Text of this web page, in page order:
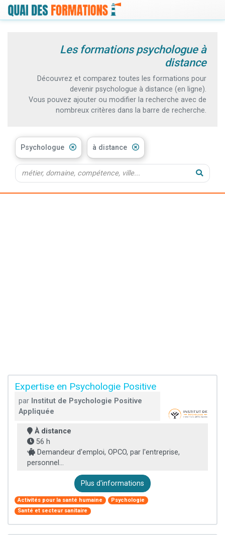
Les formations psychologue à
distance
Découvrez et comparez toutes les formations pour
devenir psychologue à distance (en ligne).
Vous pouvez ajouter ou modifier la recherche avec de
nombreux critères dans la barre de recherche.
Psychologue à distance
Expertise en Psychologie Positive
par Institut de Psychologie Positive
Appliquée
À distance
56 h
Demandeur d'emploi, OPCO, par l'entreprise,
personnel...
Plus d'informations
Activités pour la santé humaine
Psychologie
Santé et secteur sanitaire